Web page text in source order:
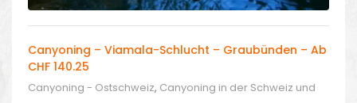
Canyoning – Viamala-Schlucht – Graubünden – Ab
CHF 140.25
Canyoning - Ostschweiz, Canyoning in der Schweiz und